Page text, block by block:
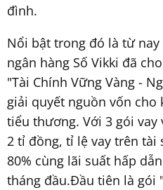
đình.
Nổi bật trong đó là từ
ngân hàng Số Vikki đã
"Tài Chính Vững Vàng -
giải quyết nguồn vốn cho
tiểu thương. Với 3 gói vay
2 tỉ đồng, tỉ lệ vay trên tài
80% cùng lãi suất hấp
tháng đầu.Đầu tiên là gói